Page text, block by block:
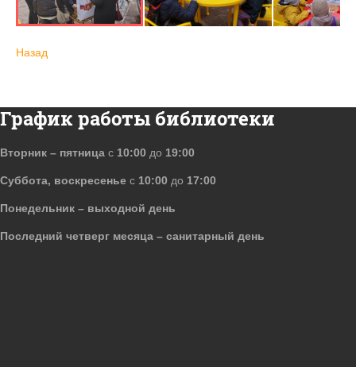
Назад
График работы библиотеки
Вторник – пятница с 10:00 до 19:00
Суббота, воскресенье с 10:00 до 17:00
Понедельник – выходной день
Последний четверг месяца – санитарный день